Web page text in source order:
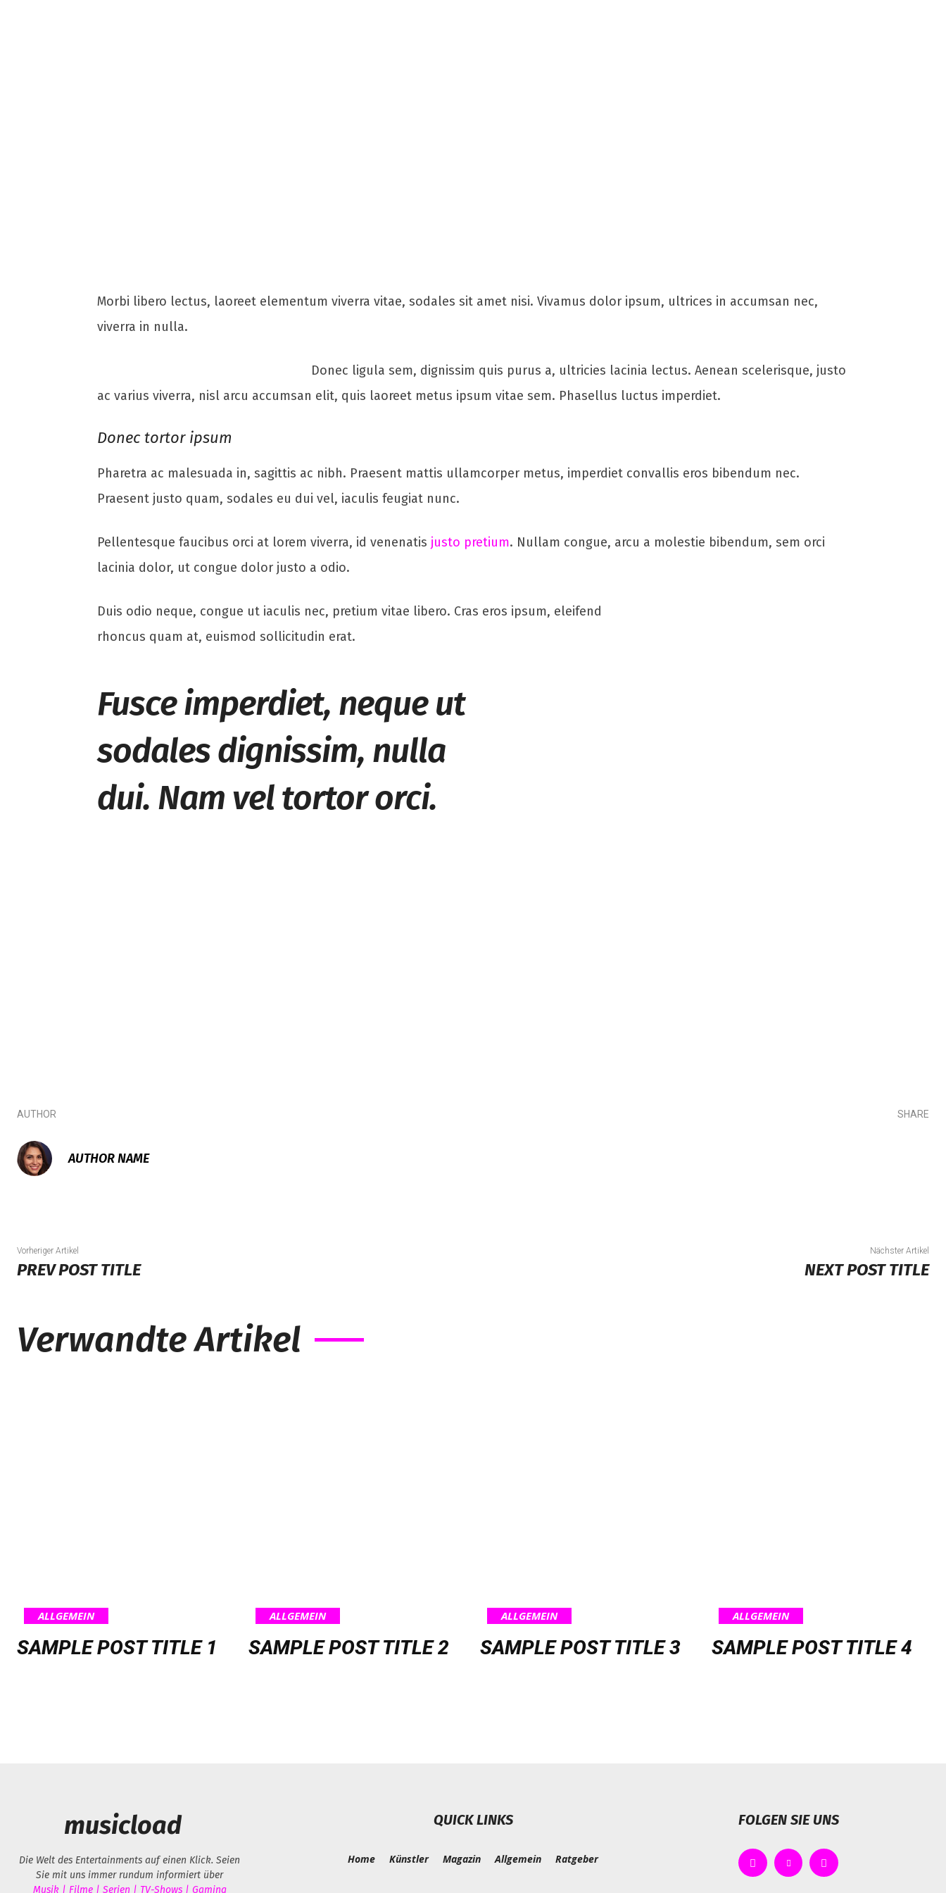
Morbi libero lectus, laoreet elementum viverra vitae, sodales sit amet nisi. Vivamus dolor ipsum, ultrices in accumsan nec,
viverra in nulla.
Donec ligula sem, dignissim quis purus a, ultricies lacinia lectus. Aenean scelerisque, justo
ac varius viverra, nisl arcu accumsan elit, quis laoreet metus ipsum vitae sem. Phasellus luctus imperdiet.
Donec tortor ipsum
Pharetra ac malesuada in, sagittis ac nibh. Praesent mattis ullamcorper metus, imperdiet convallis eros bibendum nec.
Praesent justo quam, sodales eu dui vel, iaculis feugiat nunc.
Pellentesque faucibus orci at lorem viverra, id venenatis justo pretium. Nullam congue, arcu a molestie bibendum, sem orci
lacinia dolor, ut congue dolor justo a odio.
Duis odio neque, congue ut iaculis nec, pretium vitae libero. Cras eros ipsum, eleifend
rhoncus quam at, euismod sollicitudin erat.
Fusce imperdiet, neque ut
sodales dignissim, nulla
dui. Nam vel tortor orci.
AUTHOR
AUTHOR NAME
SHARE
Vorheriger Artikel
PREV POST TITLE
Nächster Artikel
NEXT POST TITLE
Verwandte Artikel
ALLGEMEIN
SAMPLE POST TITLE 1
ALLGEMEIN
SAMPLE POST TITLE 2
ALLGEMEIN
SAMPLE POST TITLE 3
ALLGEMEIN
SAMPLE POST TITLE 4
musicload
Die Welt des Entertainments auf einen Klick. Seien
Sie mit uns immer rundum informiert über
Musik | Filme | Serien | TV-Shows | Gaming
QUICK LINKS
Home Künstler Magazin Allgemein Ratgeber
FOLGEN SIE UNS